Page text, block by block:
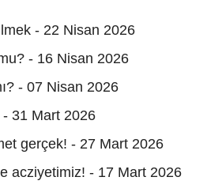
- 22 Nisan 2026
- 16 Nisan 2026
- 07 Nisan 2026
31 Mart 2026
gerçek! - 27 Mart 2026
acziyetimiz! - 17 Mart 2026